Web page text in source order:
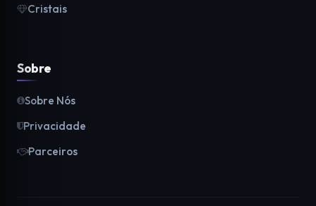
Cristais
Sobre
Sobre Nós
Privacidade
Parceiros